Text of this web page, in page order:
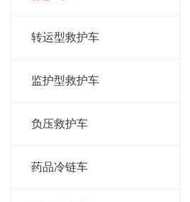
转运型救护车
监护型救护车
负压救护车
药品冷链车